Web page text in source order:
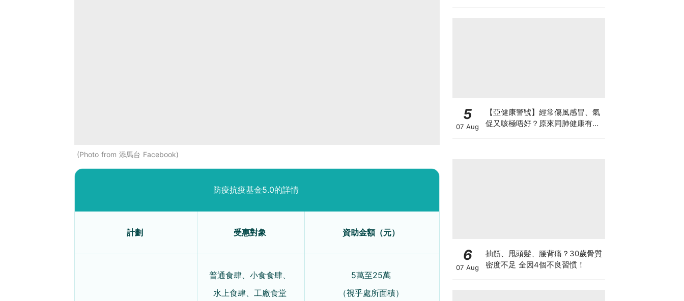
Photo from 添馬台 Facebook
防疫抗疫基金5.0的詳情
計劃 受惠對象 資助金額（元）
普通食肆、小食食肆、
水上食肆、工廠食堂
5萬至25萬
（視乎處所面積）
5
07 Aug
【亞健康警號】經常傷風感冒、氣
促又咳極唔好？原來同肺健康有
6
07 Aug
抽筋、甩頭髮、腰背痛？30歲骨質
密度不足 全因4個不良習慣！